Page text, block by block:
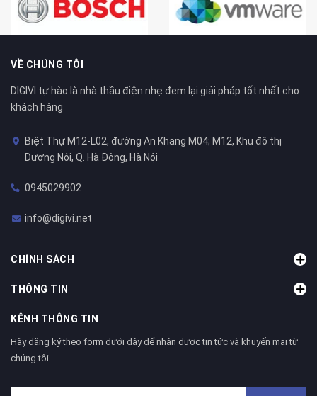
VỀ CHÚNG TÔI
DIGIVI tự hào là nhà thầu điện nhẹ đem lại giải pháp tốt nhất cho
khách hàng
Biệt Thự M12-L02, đường An Khang M04; M12, Khu đô thị
Dương Nội, Q. Hà Đông, Hà Nội
0945029902
info@digivi.net
CHÍNH SÁCH
THÔNG TIN
KÊNH THÔNG TIN
Hãy đăng ký theo form dưới đây để nhận được tin tức và khuyến mại từ
chúng tôi.